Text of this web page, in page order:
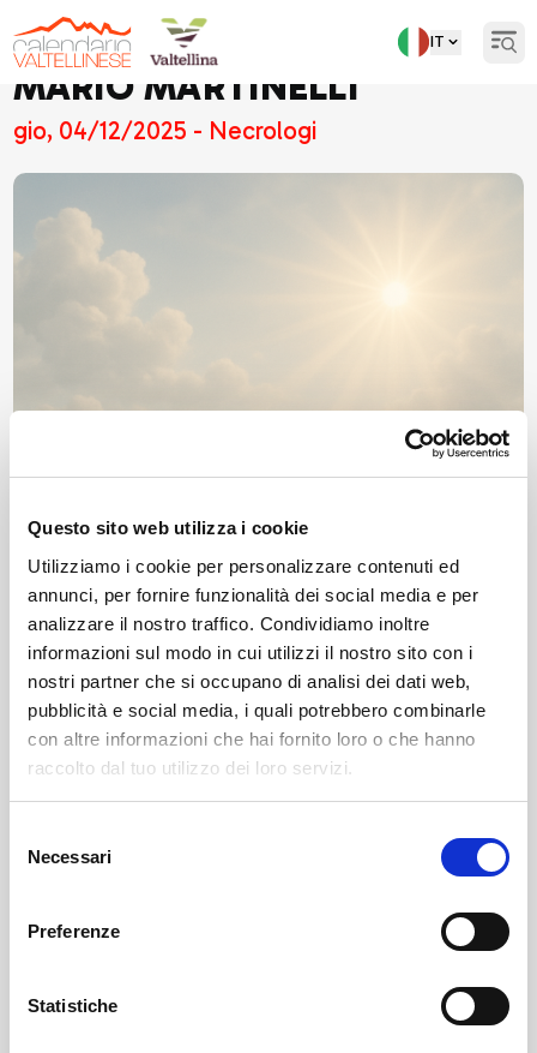
Questo sito web utilizza i cookie
Utilizziamo i cookie per personalizzare contenuti ed
annunci, per fornire funzionalità dei social media e per
analizzare il nostro traffico. Condividiamo inoltre
informazioni sul modo in cui utilizzi il nostro sito con i
nostri partner che si occupano di analisi dei dati web,
pubblicità e social media, i quali potrebbero combinarle
con altre informazioni che hai fornito loro o che hanno
raccolto dal tuo utilizzo dei loro servizi.
delNecessari
Preferenze
Statistiche
IT
MARIO MARTINELLI
gio, 04/12/2025 - Necrologi
Leggi qui il necrologio:
https://www.onoranzefunebrisof.it/memorials/mario-
martinelli/
Ponte In Valtellina Necrologi